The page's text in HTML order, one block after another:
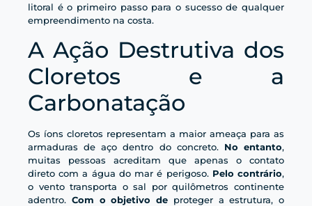
litoral é o primeiro passo para o sucesso de qualquer
empreendimento na costa.
A Ação Destrutiva dos
Cloretos e a
Carbonatação
Os íons cloretos representam a maior ameaça para as
armaduras de aço dentro do concreto. No entanto,
muitas pessoas acreditam que apenas o contato
direto com a água do mar é perigoso. Pelo contrário,
o vento transporta o sal por quilômetros continente
adentro. Com o objetivo de proteger a estrutura, o